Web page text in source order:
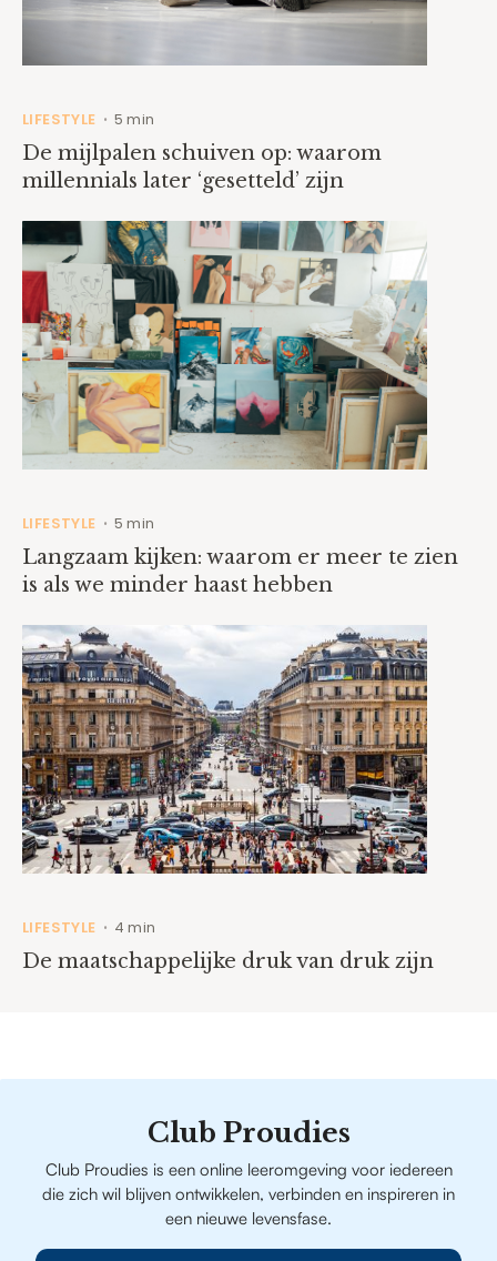
LIFESTYLE • 5 min
De mijlpalen schuiven op: waarom
millennials later ‘gesetteld’ zijn
LIFESTYLE • 5 min
Langzaam kijken: waarom er meer te zien
is als we minder haast hebben
LIFESTYLE • 4 min
De maatschappelijke druk van druk zijn
Club Proudies
Club Proudies is een online leeromgeving voor iedereen
die zich wil blijven ontwikkelen, verbinden en inspireren in
een nieuwe levensfase.